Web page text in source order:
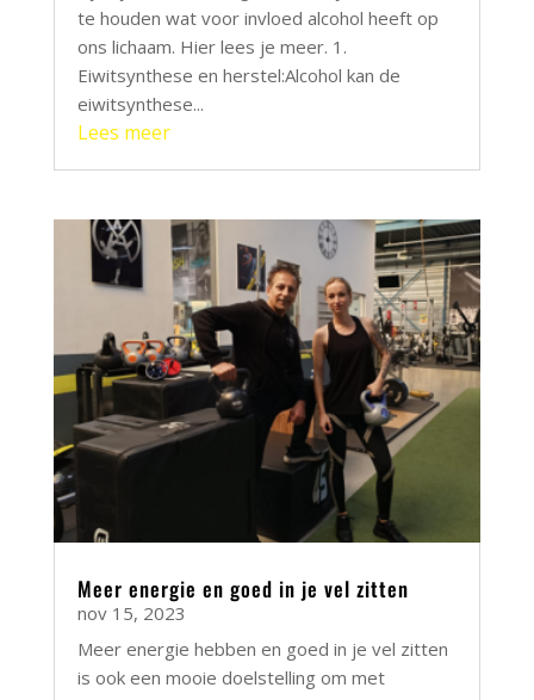
te houden wat voor invloed alcohol heeft op
ons lichaam. Hier lees je meer. 1.
Eiwitsynthese en herstel:Alcohol kan de
eiwitsynthese...
Lees meer
Meer energie en goed in je vel zitten
nov 15, 2023
Meer energie hebben en goed in je vel zitten
is ook een mooie doelstelling om met